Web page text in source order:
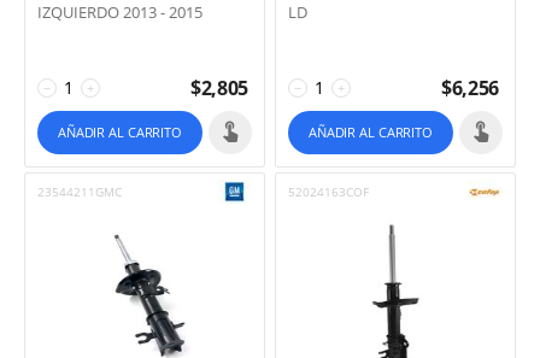
IZQUIERDO 2013 - 2015
+
− $2,805
AÑADIR AL CARRITO
LD
+
− $6,256
AÑADIR AL CARRITO
23544211GMC 52024163COF